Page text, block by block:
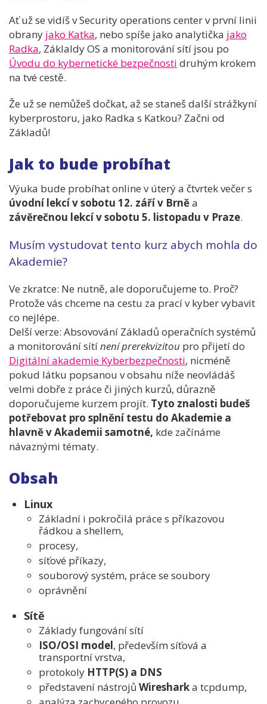
Ať už se vidíš v Security operations center v první linii
obrany jako Katka, nebo spíše jako analytička jako
Radka, Záklaldy OS a monitorování sítí jsou po
Úvodu do kybernetické bezpečnosti druhým krokem
na tvé cestě.
Že už se nemůžeš dočkat, až se staneš další strážkyní
kyberprostoru, jako Radka s Katkou? Začni od
Základů!
Jak to bude probíhat
Výuka bude probíhat online v úterý a čtvrtek večer s
úvodní lekcí v sobotu 12. září v Brněa
závěrečnou lekcí v sobotu 5. listopadu v Praze.
Musím vystudovat tento kurz abych mohla do
Akademie?
Ve zkratce: Ne nutně, ale doporučujeme to. Proč?
Protože vás chceme na cestu za prací v kyber vybavit
co nejlépe.
Delší verze: Absovování Základů operačních systémů
a monitorování sítínení prerekvizitou pro přijetí do
Digitální akademie Kyberbezpečnosti, nicméně
pokud látku popsanou v obsahu níže neovládáš
velmi dobře z práce či jiných kurzů, důrazně
doporučujeme kurzem projít. Tyto znalosti budeš
potřebovat pro splnění testu do Akademie a
hlavně v Akademii samotné, kde začínáme
návaznými tématy.
Obsah
Linux
Základní i pokročilá práce s příkazovou
řádkou a shellem,
procesy,
síťové příkazy,
souborový systém, práce se soubory
oprávnění
Sítě
Základy fungování sítí
ISO/OSI model, především síťová a
transportní vrstva,
protokoly HTTP(S) a DNS
představení nástrojů Wiresharka tcpdump,